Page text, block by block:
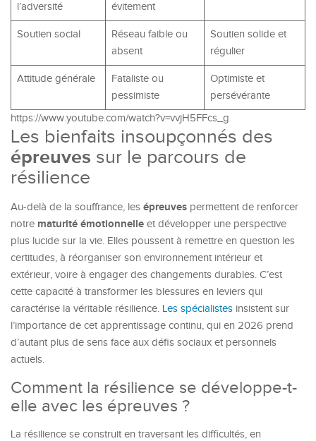
l’adversité
évitement
Soutien social
Réseau faible ou
absent
Soutien solide et
régulier
Attitude générale
Fataliste ou
pessimiste
Optimiste et
persévérante
https://www.youtube.com/watch?v=vvjH5FFcs_g
Les bienfaits insoupçonnés des
épreuves sur le parcours de
résilience
Au-delà de la souffrance, les épreuves permettent de renforcer
notre maturité émotionnelle et développer une perspective
plus lucide sur la vie. Elles poussent à remettre en question les
certitudes, à réorganiser son environnement intérieur et
extérieur, voire à engager des changements durables. C’est
cette capacité à transformer les blessures en leviers qui
caractérise la véritable résilience. Les spécialistes insistent sur
l’importance de cet apprentissage continu, qui en 2026 prend
d’autant plus de sens face aux défis sociaux et personnels
actuels.
Comment la résilience se développe-t-
elle avec les épreuves ?
La résilience se construit en traversant les difficultés, en